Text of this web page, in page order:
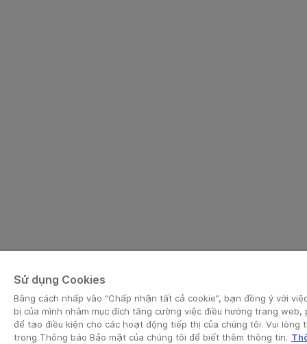
Sử dụng Cookies
Bằng cách nhấp vào “Chấp nhận tất cả cookie”, bạn đồng ý với
bị của mình nhằm mục đích tăng cường việc điều hướng trang
để tạo điều kiện cho các hoạt động tiếp thị của chúng tôi. Vui lòng
trong Thông báo Bảo mật của chúng tôi để biết thêm thông tin.